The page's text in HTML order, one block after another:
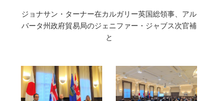
ジョナサン・ターナー在カルガリー英国総領事、アル
バータ州政府貿易局のジェニファー・ジャブス次官補
と